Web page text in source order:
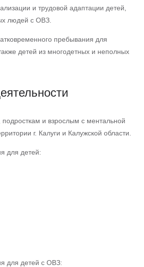
и трудовой адаптации детей,
людей с ОВЗ.
пребывания для
детей из многодетных и неполных
и взрослым с ментальной
г. Калуги и Калужской области.
для детей:
для детей с ОВЗ: